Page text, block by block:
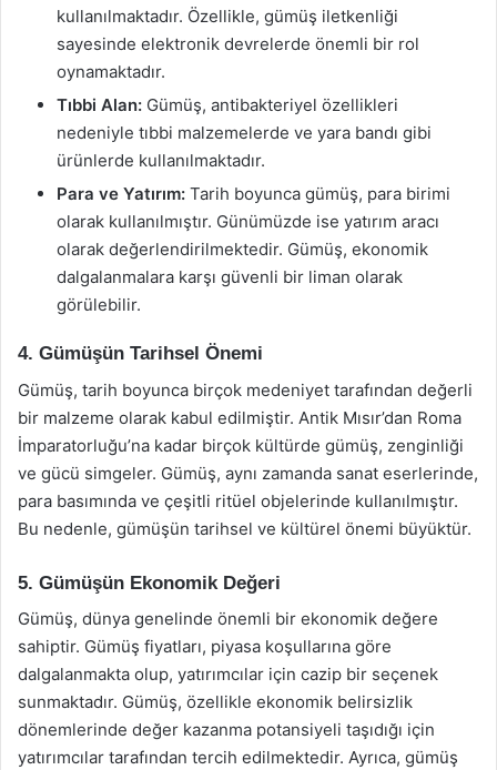
kullanılmaktadır. Özellikle, gümüş iletkenliği
sayesinde elektronik devrelerde önemli bir rol
oynamaktadır.
Tıbbi Alan: Gümüş, antibakteriyel özellikleri
nedeniyle tıbbi malzemelerde ve yara bandı gibi
ürünlerde kullanılmaktadır.
Para ve Yatırım: Tarih boyunca gümüş, para birimi
olarak kullanılmıştır. Günümüzde ise yatırım aracı
olarak değerlendirilmektedir. Gümüş, ekonomik
dalgalanmalara karşı güvenli bir liman olarak
görülebilir.
4. Gümüşün Tarihsel Önemi
Gümüş, tarih boyunca birçok medeniyet tarafından değerli
bir malzeme olarak kabul edilmiştir. Antik Mısır’dan Roma
İmparatorluğu’na kadar birçok kültürde gümüş, zenginliği
ve gücü simgeler. Gümüş, aynı zamanda sanat eserlerinde,
para basımında ve çeşitli ritüel objelerinde kullanılmıştır.
Bu nedenle, gümüşün tarihsel ve kültürel önemi büyüktür.
5. Gümüşün Ekonomik Değeri
Gümüş, dünya genelinde önemli bir ekonomik değere
sahiptir. Gümüş fiyatları, piyasa koşullarına göre
dalgalanmakta olup, yatırımcılar için cazip bir seçenek
sunmaktadır. Gümüş, özellikle ekonomik belirsizlik
dönemlerinde değer kazanma potansiyeli taşıdığı için
yatırımcılar tarafından tercih edilmektedir. Ayrıca, gümüş